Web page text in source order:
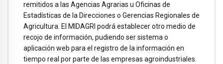
remitidos a las Agencias Agrarias u Oficinas de
Estadísticas de la Direcciones o Gerencias Regionales de
Agricultura. El MIDAGRI podrá establecer otro medio de
recojo de información, pudiendo ser sistema o
aplicación web para el registro de la información en
tiempo real por parte de las empresas agroindustriales.